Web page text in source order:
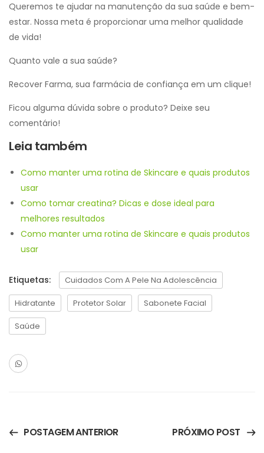
Queremos te ajudar na manutenção da sua saúde e bem-
estar. Nossa meta é proporcionar uma melhor qualidade
de vida!
Quanto vale a sua saúde?
Recover Farma, sua farmácia de confiança em um clique!
Ficou alguma dúvida sobre o produto? Deixe seu
comentário!
Leia também
Como manter uma rotina de Skincare e quais produtos
usar
Como tomar creatina? Dicas e dose ideal para
melhores resultados
Como manter uma rotina de Skincare e quais produtos
usar
Etiquetas: Cuidados Com A Pele Na Adolescência
Hidratante Protetor Solar Sabonete Facial
Saúde
POSTAGEM ANTERIOR PRÓXIMO POST